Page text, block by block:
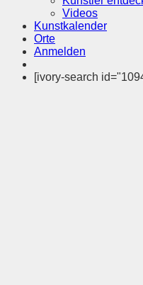
Videos
Kunstkalender
Orte
Anmelden
[ivory-search